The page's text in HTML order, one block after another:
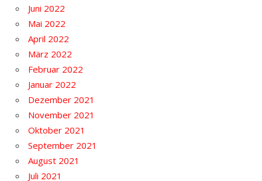
Juni 2022
Mai 2022
April 2022
März 2022
Februar 2022
Januar 2022
Dezember 2021
November 2021
Oktober 2021
September 2021
August 2021
Juli 2021